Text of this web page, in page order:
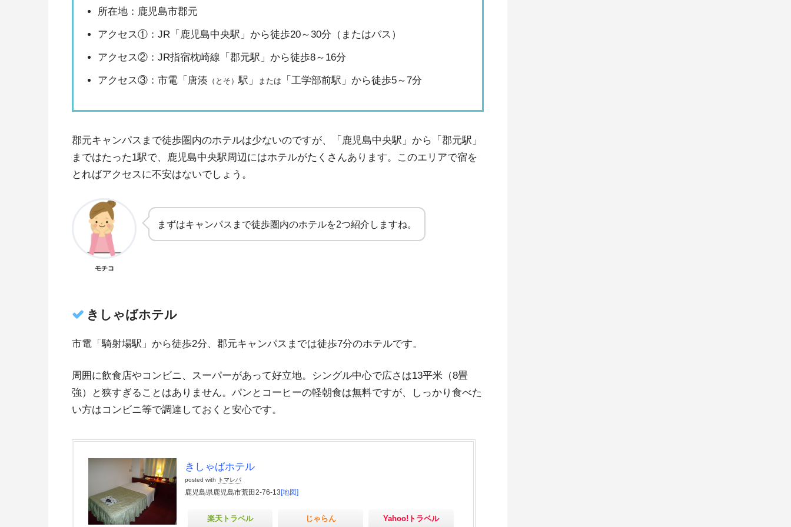
所在地：鹿児島市郡元
アクセス①：JR「鹿児島中央駅」から徒歩20～30分（またはバス）
アクセス②：JR指宿枕崎線「郡元駅」から徒歩8～16分
アクセス③：市電「唐湊 （とそ）駅」 または 「工学部前駅」から徒歩5～7分
郡元キャンパスまで徒歩圏内のホテルは少ないのですが、「鹿児島中央駅」から「郡元駅」
まではたった1駅で、鹿児島中央駅周辺にはホテルがたくさんあります。このエリアで宿を
とればアクセスに不安はないでしょう。
モチコ
まずはキャンパスまで徒歩圏内のホテルを2つ紹介しますね。
きしゃばホテル
市電「騎射場駅」から徒歩2分、郡元キャンパスまでは徒歩7分のホテルです。
周囲に飲食店やコンビニ、スーパーがあって好立地。シングル中心で広さは13平米（8畳
強）と狭すぎることはありません。パンとコーヒーの軽朝食は無料ですが、しっかり食べた
い方はコンビニ等で調達しておくと安心です。
きしゃばホテル
posted with トマレバ
鹿児島県鹿児島市荒田2-76-13 [地図]
楽天トラベル じゃらん Yahoo!トラベル